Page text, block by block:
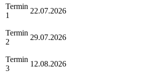
Termin
1
22.07.2026
Termin
2
29.07.2026
Termin
3
12.08.2026